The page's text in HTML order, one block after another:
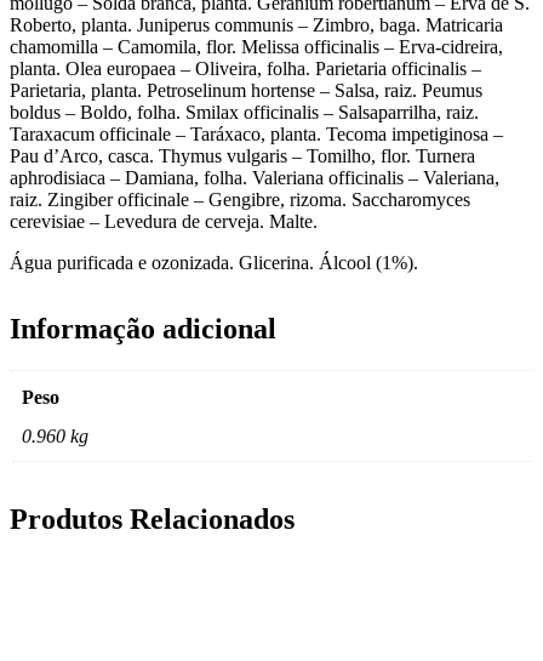
Roberto, planta. Juniperus communis – Zimbro, baga. Matricaria
chamomilla – Camomila, flor. Melissa officinalis – Erva-cidreira,
planta. Olea europaea – Oliveira, folha. Parietaria officinalis –
Parietaria, planta. Petroselinum hortense – Salsa, raiz. Peumus
boldus – Boldo, folha. Smilax officinalis – Salsaparrilha, raiz.
Taraxacum officinale – Taráxaco, planta. Tecoma impetiginosa –
Pau d’Arco, casca. Thymus vulgaris – Tomilho, flor. Turnera
aphrodisiaca – Damiana, folha. Valeriana officinalis – Valeriana,
raiz. Zingiber officinale – Gengibre, rizoma. Saccharomyces
cerevisiae – Levedura de cerveja. Malte.
Água purificada e ozonizada. Glicerina. Álcool (1%).
Informação adicional
Peso
0.960 kg
Produtos Relacionados